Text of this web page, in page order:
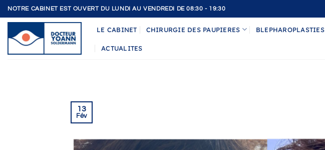
Passer
au
contenu
NOTRE CABINET EST OUVERT DU LUNDI AU VENDREDI DE 08:30 - 19:30
LE CABINET CHIRURGIE DES PAUPIERES BLEPHAROPLASTIES
ACTUALITES
13
Fév